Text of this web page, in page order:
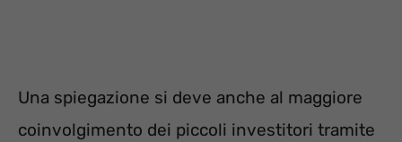
Una spiegazione si deve anche al maggiore
coinvolgimento dei piccoli investitori tramite